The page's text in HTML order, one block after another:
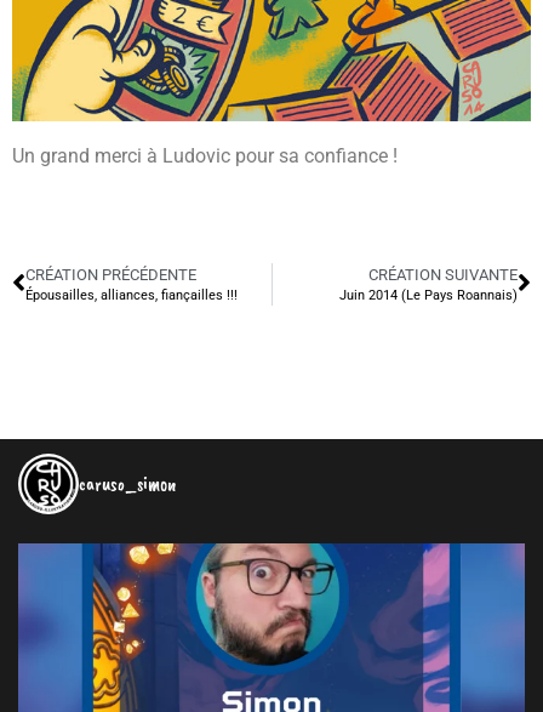
Un grand merci à Ludovic pour sa confiance !
CRÉATION PRÉCÉDENTE
Épousailles, alliances, fiançailles !!!
CRÉATION SUIVANTE
Juin 2014 (Le Pays Roannais)
caruso_simon